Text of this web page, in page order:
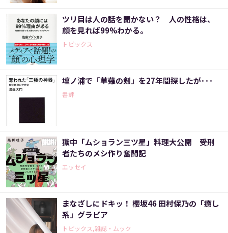
ツリ目は人の話を聞かない？ 人の性格は、
顔を見れば99%わかる。
トピックス
壇ノ浦で「草薙の剣」を27年間探したが･･･
書評
獄中「ムショラン三ツ星」料理大公開 受刑
者たちのメシ作り奮闘記
エッセイ
まなざしにドキッ！ 櫻坂46 田村保乃の「癒し
系」グラビア
トピックス,雑誌・ムック